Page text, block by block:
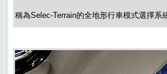
稱為Selec-Terrain的全地形行車模式選擇系